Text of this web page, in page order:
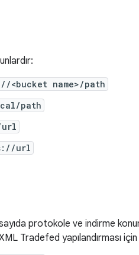
<bucket name>/path
path
url
sayıda protokole ve indirme
Tradefed yapılandırması